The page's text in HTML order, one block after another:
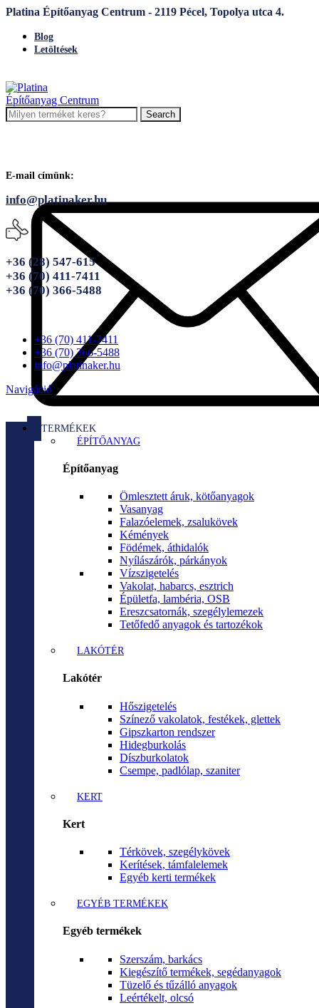
Platina Építőanyag Centrum - 2119 Pécel, Topolya utca 4.
Blog
Letöltések
Search
E-mail címünk:
info@platinaker.hu
+36 (28) 547-615
+36 (70) 411-7411
+36 (70) 366-5488
+36 (70) 411-7411
+36 (70) 366-5488
info@platinaker.hu
Navigáció
TERMÉKEK
ÉPÍTŐANYAG
Építőanyag
Ömlesztett áruk, kötőanyagok
Vasanyag
Falazóelemek, zsalukövek
Kémények
Födémek, áthidalók
Nyílászárók, párkányok
Vízszigetelés
Vakolat, habarcs, esztrich
Épületfa, lambéria, OSB
Ereszcsatornák, szegélylemezek
Tetőfedő anyagok és tartozékok
LAKÓTÉR
Lakótér
Hőszigetelés
Színező vakolatok, festékek, glettek
Gipszkarton rendszer
Hidegburkolás
Díszburkolatok
Csempe, padlólap, szaniter
KERT
Kert
Térkövek, szegélykövek
Kerítések, támfalelemek
Egyéb kerti termékek
EGYÉB TERMÉKEK
Egyéb termékek
Szerszám, barkács
Kiegészítő termékek, segédanyagok
Tüzelő és tűzálló anyagok
Leértékelt, olcsó